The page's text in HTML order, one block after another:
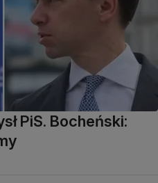
PiS. Bocheński: